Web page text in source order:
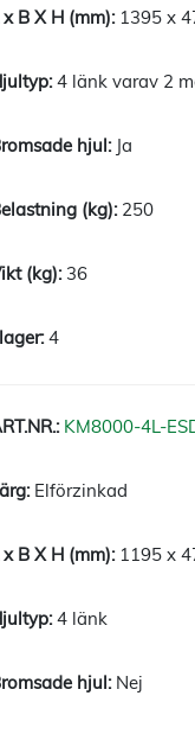
1395 x
4 länk varav 2
Ja
250
36
4
KM8000-4L-
Elförzinkad
1195 x
4 länk
Nej